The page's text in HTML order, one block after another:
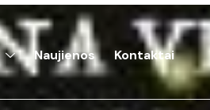
Naujienos Kontaktai